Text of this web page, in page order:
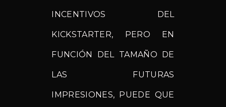
INCENTIVOS DEL
KICKSTARTER, PERO EN
FUNCIÓN DEL TAMAÑO DE
LAS FUTURAS
IMPRESIONES, PUEDE QUE